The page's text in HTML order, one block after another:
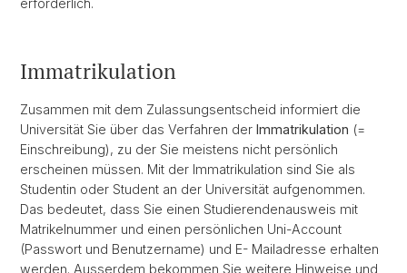
erforderlich.
Immatrikulation
Zusammen mit dem Zulassungsentscheid informiert die
Universität Sie über das Verfahren der Immatrikulation (=
Einschreibung), zu der Sie meistens nicht persönlich
erscheinen müssen. Mit der Immatrikulation sind Sie als
Studentin oder Student an der Universität aufgenommen.
Das bedeutet, dass Sie einen Studierendenausweis mit
Matrikelnummer und einen persönlichen Uni-Account
(Passwort und Benutzername) und E- Mailadresse erhalten
werden. Ausserdem bekommen Sie weitere Hinweise und